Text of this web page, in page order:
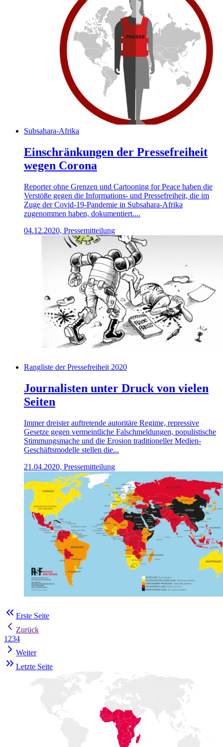
Subsahara-Afrika
Einschränkungen der Pressefreiheit
wegen Corona
Reporter ohne Grenzen und Cartooning for Peace haben die
Verstöße gegen die Informations- und Pressefreiheit, die im
Zuge der Covid-19-Pandemie in Subsahara-Afrika
zugenommen haben, dokumentiert....
04.12.2020, Pressemitteilung
Rangliste der Pressefreiheit 2020
Journalisten unter Druck von vielen
Seiten
Immer dreister auftretende autoritäre Regime, repressive
Gesetze gegen vermeintliche Falschmeldungen, populistische
Stimmungsmache und die Erosion traditioneller Medien-
Geschäftsmodelle stellen die...
21.04.2020, Pressemitteilung
Erste Seite
Zurück
1234
Weiter
Letzte Seite